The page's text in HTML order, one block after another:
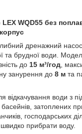
WQD55 без
дренажний
та брудної води.
до 15 м³/год ,
занурення до 8 м та
відкачування води з
басейнів, затоплених
господарських
прибрати воду.